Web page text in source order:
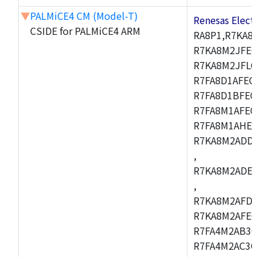
▼PALMiCE4 CM (Model-T)
CSIDE for PALMiCE4 ARM
Renesas
,
,